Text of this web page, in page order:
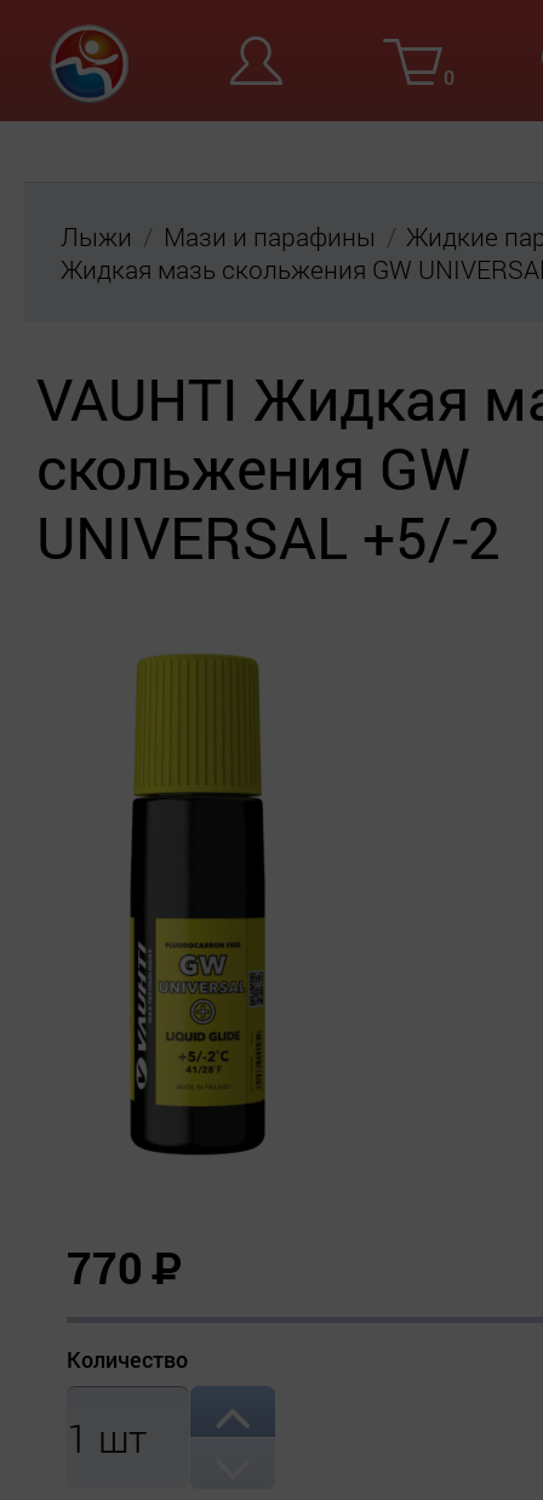
0
Лыжи Мази и парафины
Жидкие
Жидкая мазь скольжения GW
VAUHTI Жидкая
скольжения GW
UNIVERSAL +5/-2
770Р
Количество
1 шт